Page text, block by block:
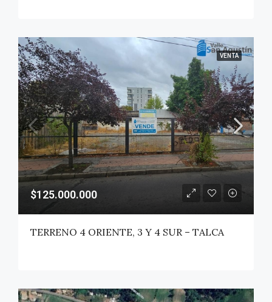
VENTA
$125.000.000
TERRENO 4 ORIENTE, 3 Y 4 SUR – TALCA